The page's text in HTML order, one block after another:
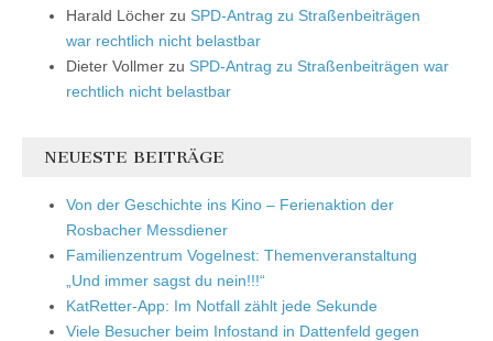
Harald Löcher zu SPD-Antrag zu Straßenbeiträgen
war rechtlich nicht belastbar
Dieter Vollmer zu SPD-Antrag zu Straßenbeiträgen war
rechtlich nicht belastbar
NEUESTE BEITRÄGE
Von der Geschichte ins Kino – Ferienaktion der
Rosbacher Messdiener
Familienzentrum Vogelnest: Themenveranstaltung
„Und immer sagst du nein!!!“
KatRetter-App: Im Notfall zählt jede Sekunde
Viele Besucher beim Infostand in Dattenfeld gegen